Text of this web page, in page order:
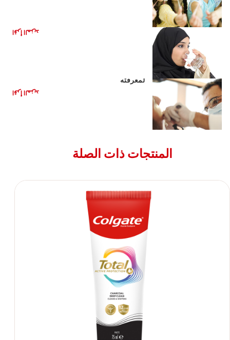
اقرأ المزيد
لمعرفته
اقرأ المزيد
المنتجات ذات الصلة